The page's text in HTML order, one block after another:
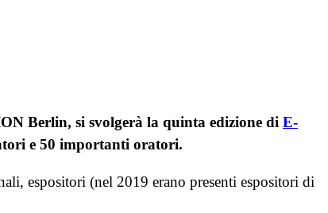
Berlin, si svolgerà la quinta edizione di E-
e 50 importanti oratori.
espositori (nel 2019 erano presenti espositori di